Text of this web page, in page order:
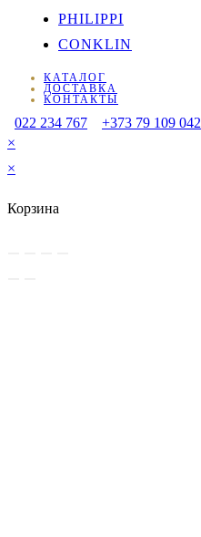
PHILIPPI
CONKLIN
КАТАЛОГ
ДОСТАВКА
КОНТАКТЫ
022 234 767
+373 79 109 042
×
×
Корзина